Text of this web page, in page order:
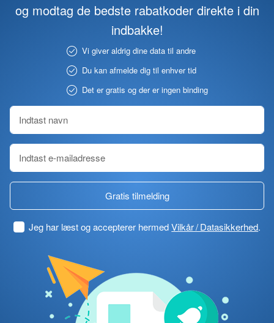
og modtag de bedste rabatkoder direkte i din
indbakke!
Vi giver aldrig dine data til andre
Du kan afmelde dig til enhver tid
Det er gratis og der er ingen binding
Gratis tilmelding
Jeg har læst og accepterer hermedVilkår / Datasikkerhed.